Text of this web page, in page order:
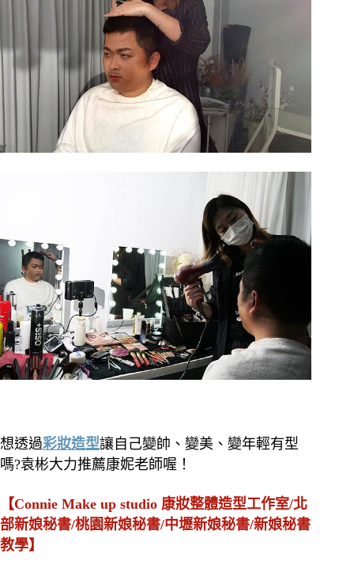
想透過彩妝造型讓自己變帥、變美、變年輕有型
嗎?袁彬大力推薦康妮老師喔！
【Connie Make up studio 康妝整體造型工作室/北
部新娘秘書/桃園新娘秘書/中壢新娘秘書/新娘秘書
教學】